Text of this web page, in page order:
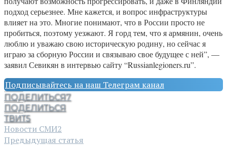
подход серьезнее. Мне кажется, и вопрос инфраструктуры
влияет на это. Многие понимают, что в России просто не
пробиться, поэтому уезжают. Я горд тем, что я армянин, очень
люблю и уважаю свою историческую родину, но сейчас я
играю за сборную России и связываю свое будущее с ней”, —
заявил Севикян в интервью сайту “Russianlegioners.ru”.
Подписывайтесь на наш Телеграм канал
ПОДЕЛИТЬСЯ7
ПОДЕЛИТЬСЯ
ТВИТ5
Новости СМИ2
Предыдущая статья